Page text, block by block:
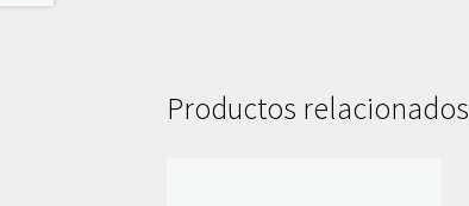
Productos relacionados